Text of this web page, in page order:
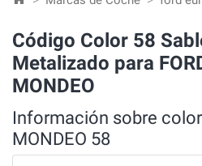
Código Color 58
Metalizado para
MONDEO
Información sobre color
MONDEO 58